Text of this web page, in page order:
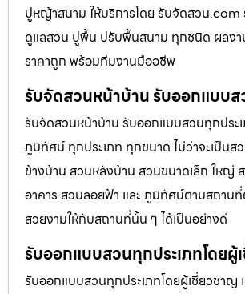
ปูหญ้าสนาม ให้บริการโดย รับจัดสวน
ดูแลสวน ปูพื้น ปรับพื้นสนาม ทุกชนิด ผลงา
ราคาถูก พร้อมทีมงานมืออชีพ
รับจัดสวนหน้าบ้าน รับออกแบบส
รับจัดสวนหน้าบ้าน รับออกแบบสวนทุกประ
ภูมิทัศน์ ทุกประเภท ทุกขนาด ไม่ว่าจะเป็นส
ข้างบ้าน สวนหลังบ้าน สวนขนาดเล็ก ใหญ่
อาคาร สวนลอยฟ้า และ ภูมิทัศน์ตามสถาน
สวยงามให้กับสถานที่นั้น ๆ ได้เป็นอย่างดี
รับออกแบบสวนทุกประเภทโดยผู้
รับออกแบบสวนทุกประเภทโดยผู้เชี่ยวชาญ